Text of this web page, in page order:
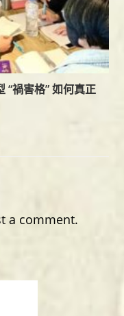
“禍害格” 如何真正
a comment.